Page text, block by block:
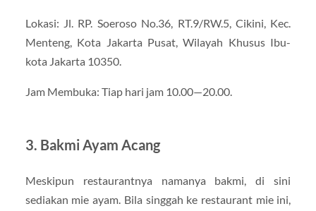
Lokasi: Jl. RP. Soeroso No.36, RT.9/RW.5, Cikini, Kec.
Menteng, Kota Jakarta Pusat, Wilayah Khusus Ibu-
kota Jakarta 10350.
Jam Membuka: Tiap hari jam 10.00—20.00.
3. Bakmi Ayam Acang
Meskipun restaurantnya namanya bakmi, di sini
sediakan mie ayam. Bila singgah ke restaurant mie ini,